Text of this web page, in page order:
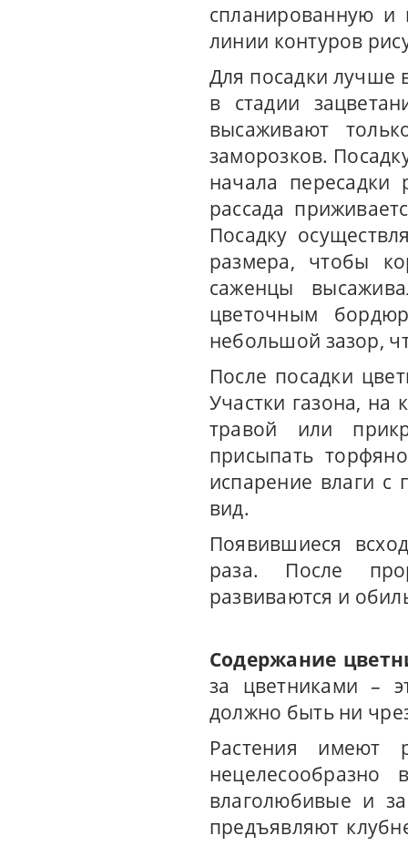
спланированную и
линии контуров
Для посадки лучше
в стадии
высаживают
заморозков.
начала пересадки
рассада
Посадку
размера, чтобы
саженцы
цветочным
небольшой зазор,
После посадки
Участки газона, на
травой или
присыпать
испарение влаги с
вид.
Появившиеся
раза. После
развиваются и
Содержание
за цветниками –
должно быть ни
Растения имеют
нецелесообразно
влаголюбивые и
предъявляют